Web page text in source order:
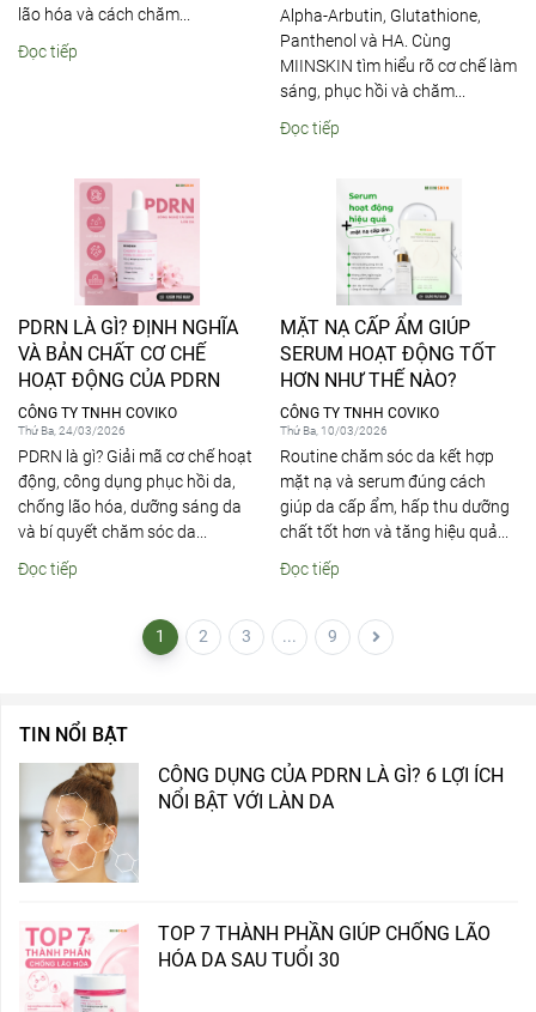
lão hóa và cách chăm...
Đọc tiếp
Alpha-Arbutin, Glutathione,
Panthenol và HA. Cùng
MIINSKIN tìm hiểu rõ cơ chế làm
sáng, phục hồi và chăm...
Đọc tiếp
PDRN LÀ GÌ? ĐỊNH NGHĨA
VÀ BẢN CHẤT CƠ CHẾ
HOẠT ĐỘNG CỦA PDRN
CÔNG TY TNHH COVIKO
Thứ Ba, 24/03/2026
PDRN là gì? Giải mã cơ chế hoạt
động, công dụng phục hồi da,
chống lão hóa, dưỡng sáng da
và bí quyết chăm sóc da...
Đọc tiếp
MẶT NẠ CẤP ẨM GIÚP
SERUM HOẠT ĐỘNG TỐT
HƠN NHƯ THẾ NÀO?
CÔNG TY TNHH COVIKO
Thứ Ba, 10/03/2026
Routine chăm sóc da kết hợp
mặt nạ và serum đúng cách
giúp da cấp ẩm, hấp thu dưỡng
chất tốt hơn và tăng hiệu quả...
Đọc tiếp
1 2 3 ... 9
TIN NỔI BẬT
CÔNG DỤNG CỦA PDRN LÀ GÌ? 6 LỢI ÍCH
NỔI BẬT VỚI LÀN DA
TOP 7 THÀNH PHẦN GIÚP CHỐNG LÃO
HÓA DA SAU TUỔI 30